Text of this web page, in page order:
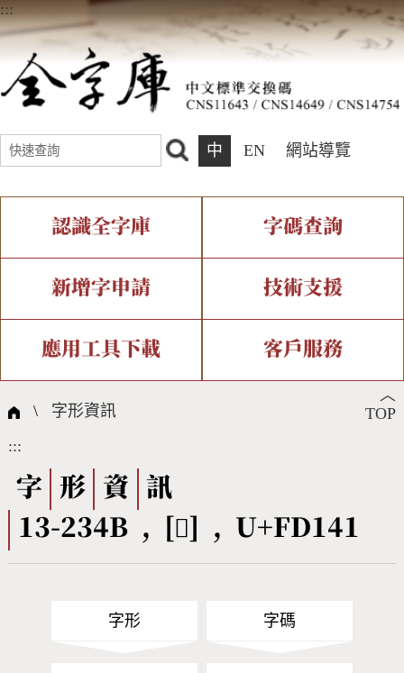
:::
中 EN 網站導覽
認識全字庫
全字庫介紹 全字庫現況
中文碼介紹 專有名詞介紹
國際字碼相關組織
字碼查詢
IDS查詢 部件查詢
複合查詢 注音查詢
筆畫查詢
筆順序查詢
CNS查詢 Unicode查詢
新增字申請
新字申請處理流程
技術支援
字形即時顯示 造字解決方案
全字庫授權 轉碼Web Service
應用工具下載
個人電腦造字處理工具
字形下載
客戶服務
問題集
熱門查詢統計
︿
TOP
\ 字形資訊
:::
字 形 資
訊
13-234B , [󽅁] , U+FD141
字形 字碼